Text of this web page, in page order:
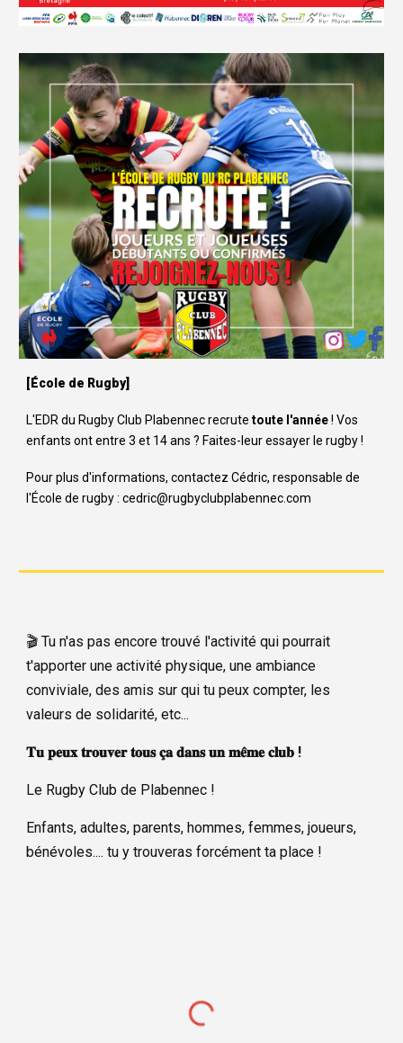
[ École de Rugby]
L'EDR du Rugby Club Plabennec recrutetoute l'année! Vos
enfants ont entre 3 et 14 ans ? Faites-leur essayer le rugby !
Pour plus d'informations, contactez Cédric, responsable de
l'École de rugby : cedric@rugbyclubplabennec.com
🎬 Tu n'as pas encore trouvé l'activité qui pourrait
t'apporter une activité physique, une ambiance
conviviale, des amis sur qui tu peux compter, les
valeurs de solidarité, etc...
𝐓𝐮 𝐩𝐞𝐮𝐱 𝐭𝐫𝐨𝐮𝐯𝐞𝐫 𝐭𝐨𝐮𝐬 𝐜̧𝐚 𝐝𝐚𝐧𝐬 𝐮𝐧 𝐦𝐞̂𝐦𝐞 𝐜𝐥𝐮𝐛 !
Le Rugby Club de Plabennec !
Enfants, adultes, parents, hommes, femmes, joueurs,
bénévoles.... tu y trouveras forcément ta place !